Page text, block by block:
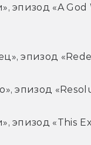
эпизод «A God
эпизод
эпизод
эпизод «This